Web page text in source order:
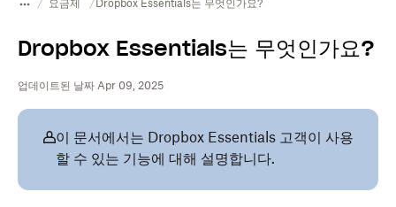
요금제 Dropbox Essentials는 무엇인가요?
Dropbox Essentials는 무엇인가요?
업데이트된 날짜 Apr 09, 2025
이 문서에서는 Dropbox Essentials 고객이 사용
할 수 있는 기능에 대해 설명합니다.